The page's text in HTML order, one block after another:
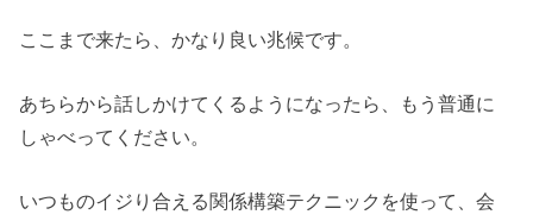
ここまで来たら、かなり良い兆候です。
あちらから話しかけてくるようになったら、もう普通に
しゃべってください。
いつものイジり合える関係構築テクニックを使って、会